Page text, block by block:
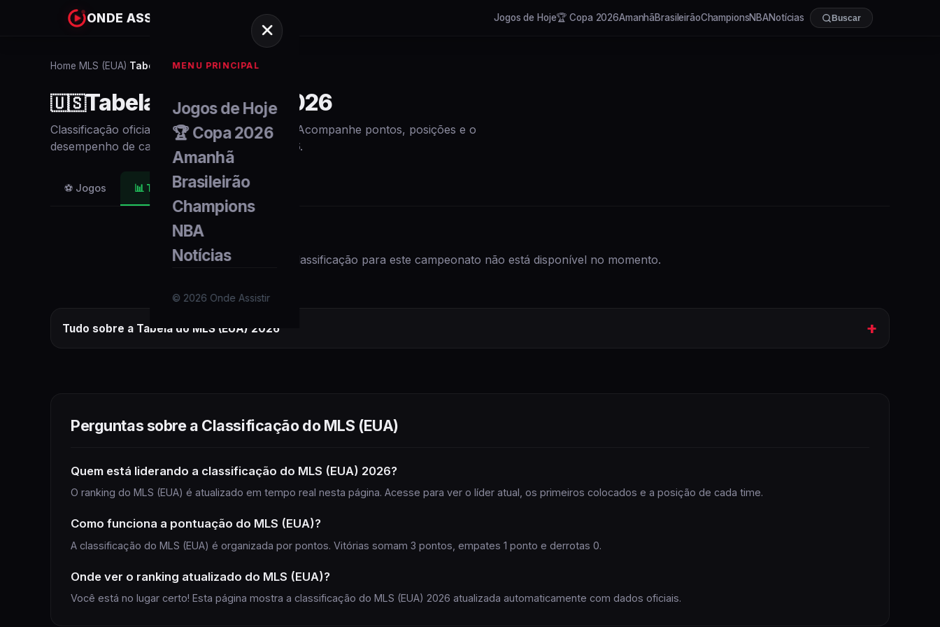
ONDE ASSISTIR Jogos de Hoje🏆 Copa 2026AmanhãBrasileirãoChampionsNBANotícias Buscar
MENU PRINCIPAL
Jogos de Hoje
🏆 Copa 2026
Amanhã
Brasileirão
Champions
NBA
Notícias
© 2026 Onde Assistir
Home MLS (EUA) Tabela e Classificação
🇺🇸Tabela MLS (EUA)2026
Classificação oficial atualizada em tempo real. Acompanhe pontos, posições e o
desempenho de cada
MLS (EUA) 2026.
⚽ Jogos 📊 Tabela e Classificação
A classificação para este campeonato não está disponível no momento.
Tudo sobre a Tabela do MLS (EUA) 2026 +
Perguntas sobre a Classificação doMLS (EUA)
Quem está liderando a classificação do MLS (EUA) 2026?
O ranking do MLS (EUA) é atualizado em tempo real nesta página. Acesse para ver o líder atual, os primeiros colocados e a posição de cada time.
Como funciona a pontuação do MLS (EUA)?
A classificação do MLS (EUA) é organizada por pontos. Vitórias somam 3 pontos, empates 1 ponto e derrotas 0.
Onde ver o ranking atualizado do MLS (EUA)?
Você está no lugar certo! Esta página mostra a classificação do MLS (EUA) 2026 atualizada automaticamente com dados oficiais.